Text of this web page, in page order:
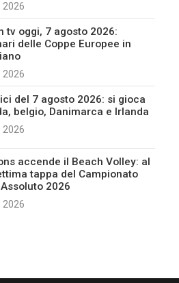
2026
tv oggi, 7 agosto 2026:
delle Coppe Europee in
2026
del 7 agosto 2026: si gioca
belgio, Danimarca e Irlanda
2026
accende il Beach Volley: al
tappa del Campionato
2026
2026